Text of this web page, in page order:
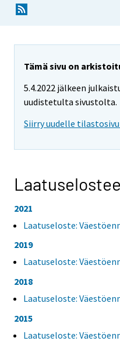
Tämä sivu on
5.4.2022 jälkeen
uudistetulta sivustolta.
Siirry uudelle
2021
Laatuseloste:
2019
Laatuseloste:
2018
Laatuseloste:
2015
Laatuseloste: